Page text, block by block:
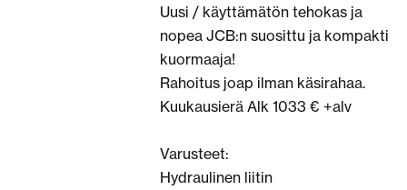
Uusi / käyttämätön tehokas ja
nopea JCB:n suosittu ja kompakti
kuormaaja!
Rahoitus joap ilman käsirahaa.
Kuukausierä Alk 1033 € +alv
Varusteet:
Hydraulinen liitin